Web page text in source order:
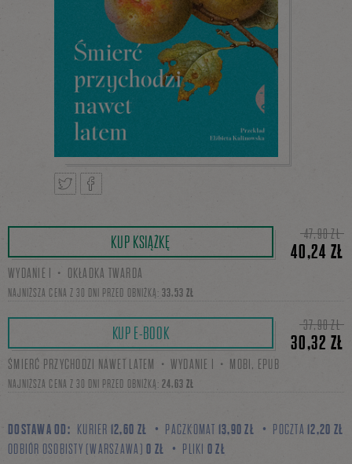
TweetnijPodziel
się
na
KUP KSIĄŻKĘ 47,90 ZŁ
40,24 ZŁ
WYDANIE I・OKŁADKA TWARDA
NAJNIŻSZA CENA Z 30 DNI PRZED OBNIŻKĄ: 33,53 ZŁ
KUP E-BOOK 37,90 ZŁ
30,32 ZŁ
ŚMIERĆ PRZYCHODZI NAWET LATEM・WYDANIE I・MOBI, EPUB
NAJNIŻSZA CENA Z 30 DNI PRZED OBNIŻKĄ: 24,63 ZŁ
DOSTAWA OD: KURIER 12,60 ZŁ PACZKOMAT 13,90 ZŁ POCZTA 12,20 ZŁ
ODBIÓR OSOBISTY (WARSZAWA) 0 ZŁ PLIKI 0 ZŁ